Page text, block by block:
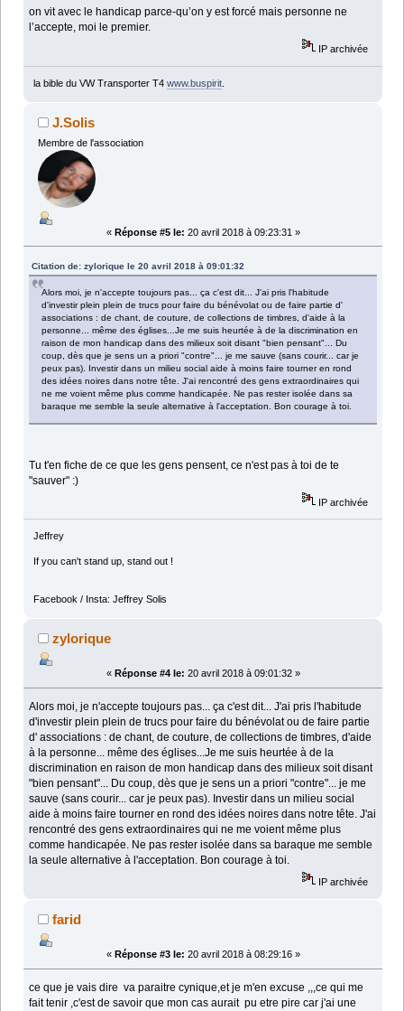
on vit avec le handicap parce-qu’on y est forcé mais personne ne
l’accepte, moi le premier.
IP archivée
la bible du VW Transporter T4 www.buspirit.
J.Solis
Membre de l'association
« Réponse #5 le: 20 avril 2018 à 09:23:31 »
Citation de: zylorique le 20 avril 2018 à 09:01:32
Alors moi, je n'accepte toujours pas... ça c'est dit... J'ai pris l'habitude
d'investir plein plein de trucs pour faire du bénévolat ou de faire partie d'
associations : de chant, de couture, de collections de timbres, d'aide à la
personne... même des églises...Je me suis heurtée à de la discrimination en
raison de mon handicap dans des milieux soit disant "bien pensant"... Du
coup, dès que je sens un a priori "contre"... je me sauve (sans courir... car je
peux pas). Investir dans un milieu social aide à moins faire tourner en rond
des idées noires dans notre tête. J'ai rencontré des gens extraordinaires qui
ne me voient même plus comme handicapée. Ne pas rester isolée dans sa
baraque me semble la seule alternative à l'acceptation. Bon courage à toi.
Tu t'en fiche de ce que les gens pensent, ce n'est pas à toi de te
"sauver" :)
IP archivée
Jeffrey
If you can't stand up, stand out !
Facebook / Insta: Jeffrey Solis
zylorique
« Réponse #4 le: 20 avril 2018 à 09:01:32 »
Alors moi, je n'accepte toujours pas... ça c'est dit... J'ai pris l'habitude
d'investir plein plein de trucs pour faire du bénévolat ou de faire partie
d' associations : de chant, de couture, de collections de timbres, d'aide
à la personne... même des églises...Je me suis heurtée à de la
discrimination en raison de mon handicap dans des milieux soit disant
"bien pensant"... Du coup, dès que je sens un a priori "contre"... je me
sauve (sans courir... car je peux pas). Investir dans un milieu social
aide à moins faire tourner en rond des idées noires dans notre tête. J'ai
rencontré des gens extraordinaires qui ne me voient même plus
comme handicapée. Ne pas rester isolée dans sa baraque me semble
la seule alternative à l'acceptation. Bon courage à toi.
IP archivée
farid
« Réponse #3 le: 20 avril 2018 à 08:29:16 »
ce que je vais dire va paraitre cynique,et je m'en excuse ,,,ce qui me
fait tenir ,c'est de savoir que mon cas aurait pu etre pire car j'ai une